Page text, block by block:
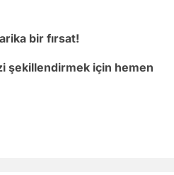
bir fırsat!
şekillendirmek için hemen